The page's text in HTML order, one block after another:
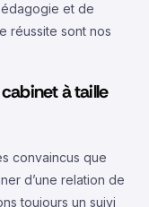
et de
réussite sont nos
à taille
convaincus que
d’une relation de
toujours un suivi